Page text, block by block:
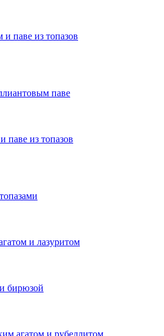
паве из топазов
паве
паве из топазов
и лазуритом
бирюзой